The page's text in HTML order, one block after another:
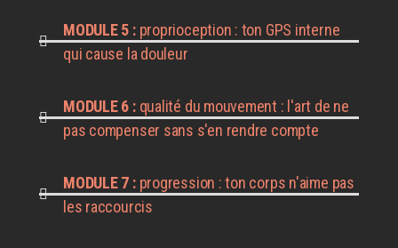
MODULE 5 :proprioception : ton GPS interne
qui cause la douleur
MODULE 6 :qualité du mouvement : l'art de ne
pas compenser sans s'en rendre compte
MODULE 7 :progression : ton corps n'aime pas
les raccourcis